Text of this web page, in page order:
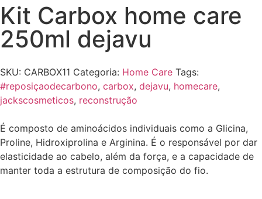
Kit Carbox home care
250ml dejavu
SKU: CARBOX11 Categoria: Home Care Tags:
#reposiçaodecarbono, carbox, dejavu, homecare,
jackscosmeticos, reconstrução
É composto de aminoácidos individuais como a Glicina,
Proline, Hidroxiprolina e Arginina. É o responsável por dar
elasticidade ao cabelo, além da força, e a capacidade de
manter toda a estrutura de composição do fio.